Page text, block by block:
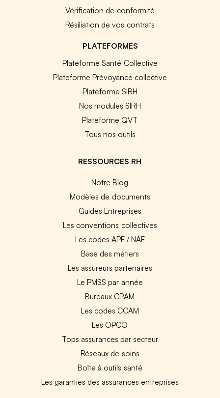
Vérification de conformité
Résiliation de vos contrats
PLATEFORMES
Plateforme Santé Collective
Plateforme Prévoyance collective
Plateforme SIRH
Nos modules SIRH
Plateforme QVT
Tous nos outils
RESSOURCES RH
Notre Blog
Modèles de documents
Guides Entreprises
Les conventions collectives
Les codes APE / NAF
Base des métiers
Les assureurs partenaires
Le PMSS par année
Bureaux CPAM
Les codes CCAM
Les OPCO
Tops assurances par secteur
Réseaux de soins
Boîte à outils santé
Les garanties des assurances entreprises